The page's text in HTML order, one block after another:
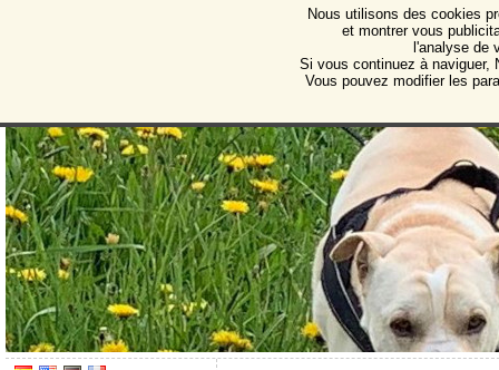
Protectora de Animales
Association pour la protection des animaux et des
Nous utilisons des cookies
et montrer vous
l'analyse de
Si vous continuez à naviguer,
Vous pouvez modifier les